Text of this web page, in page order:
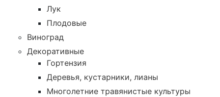
Лук
Плодовые
Виноград
Декоративные
Гортензия
Деревья, кустарники, лианы
Многолетние травянистые культуры